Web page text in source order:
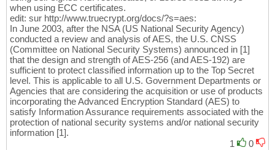
when using ECC certificates.
edit: sur http://www.truecrypt.org/docs/?s=aes:
In June 2003, after the NSA (US National Security Agency)
conducted a review and analysis of AES, the U.S. CNSS
(Committee on National Security Systems) announced in [1]
that the design and strength of AES-256 (and AES-192) are
sufficient to protect classified information up to the Top Secret
level. This is applicable to all U.S. Government Departments or
Agencies that are considering the acquisition or use of products
incorporating the Advanced Encryption Standard (AES) to
satisfy Information Assurance requirements associated with the
protection of national security systems and/or national security
information [1].
1
0